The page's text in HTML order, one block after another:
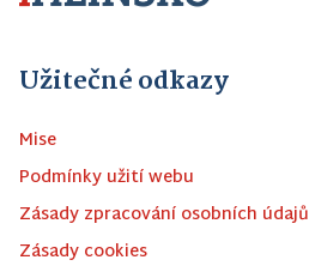
Užitečné odkazy
Mise
Podmínky užití webu
Zásady zpracování osobních údajů
Zásady cookies